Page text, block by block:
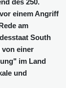
einem Angriff
am
South
von einer
im Land
und